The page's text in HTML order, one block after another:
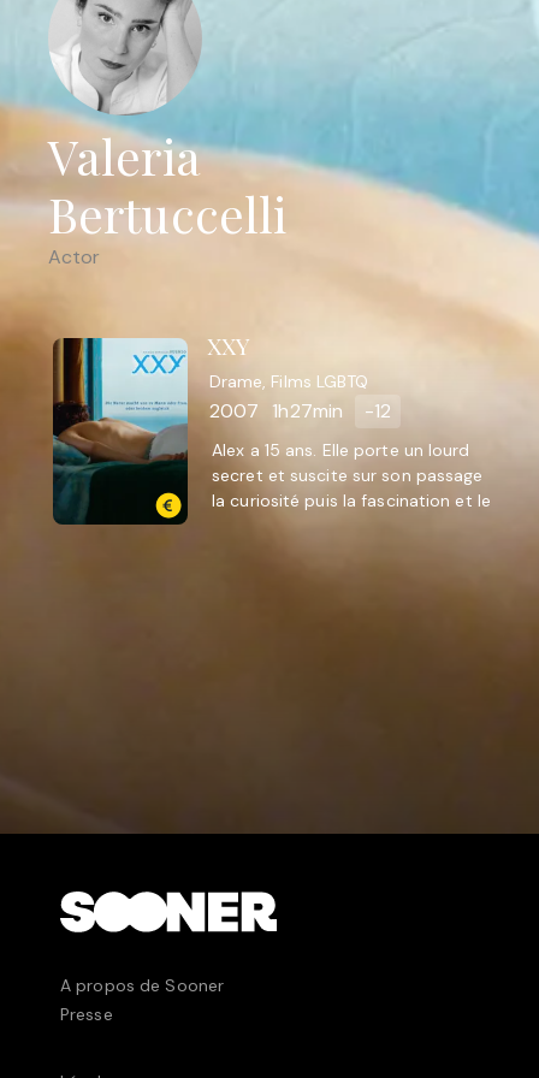
Valeria
Bertuccelli
Actor
XXY
Drame, Films LGBTQ
2007 1h27min -12
Alex a 15 ans. Elle porte un lourd
secret et suscite sur son passage
la curiosité puis la fascination et le
A propos de Sooner
Presse